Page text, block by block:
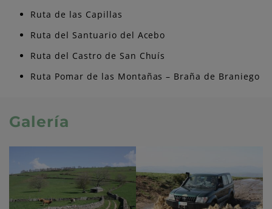
Ruta de las Capillas
Ruta del Santuario del Acebo
Ruta del Castro de San Chuís
Ruta Pomar de las Montañas – Braña de Braniego
Galería